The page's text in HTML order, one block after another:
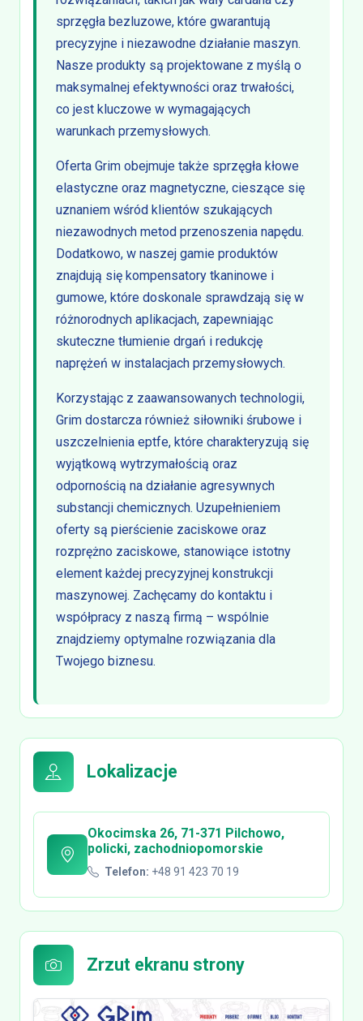
sprzęgła bezluzowe, które gwarantują
precyzyjne i niezawodne działanie maszyn.
Nasze produkty są projektowane z myślą o
maksymalnej efektywności oraz trwałości,
co jest kluczowe w wymagających
warunkach przemysłowych.
Oferta Grim obejmuje także sprzęgła kłowe
elastyczne oraz magnetyczne, cieszące się
uznaniem wśród klientów szukających
niezawodnych metod przenoszenia napędu.
Dodatkowo, w naszej gamie produktów
znajdują się kompensatory tkaninowe i
gumowe, które doskonale sprawdzają się w
różnorodnych aplikacjach, zapewniając
skuteczne tłumienie drgań i redukcję
naprężeń w instalacjach przemysłowych.
Korzystając z zaawansowanych technologii,
Grim dostarcza również siłowniki śrubowe i
uszczelnienia eptfe, które charakteryzują się
wyjątkową wytrzymałością oraz
odpornością na działanie agresywnych
substancji chemicznych. Uzupełnieniem
oferty są pierścienie zaciskowe oraz
rozprężno zaciskowe, stanowiące istotny
element każdej precyzyjnej konstrukcji
maszynowej. Zachęcamy do kontaktu i
współpracy z naszą firmą – wspólnie
znajdziemy optymalne rozwiązania dla
Twojego biznesu.
Lokalizacje
Okocimska 26, 71-371 Pilchowo,
policki, zachodniopomorskie
Telefon: +48 91 423 70 19
Zrzut ekranu strony